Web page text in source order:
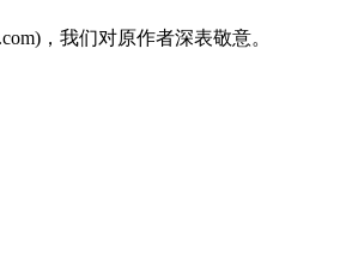
，我们对原作者深表敬意。